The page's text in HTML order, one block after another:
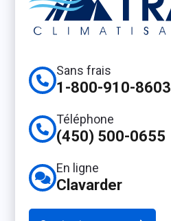
Sans frais
1-800-910-8603
Téléphone
(450) 500-0655
En ligne
Clavarder